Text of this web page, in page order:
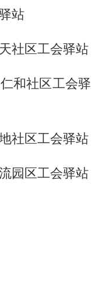
站
社区工会驿站
和社区工会驿
社区工会驿站
园区工会驿站